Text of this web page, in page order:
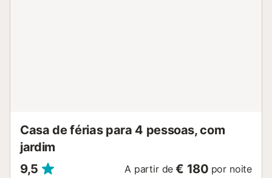
Casa de férias para 4 pessoas, com
jardim
9,5
A partir de € 180 por noite